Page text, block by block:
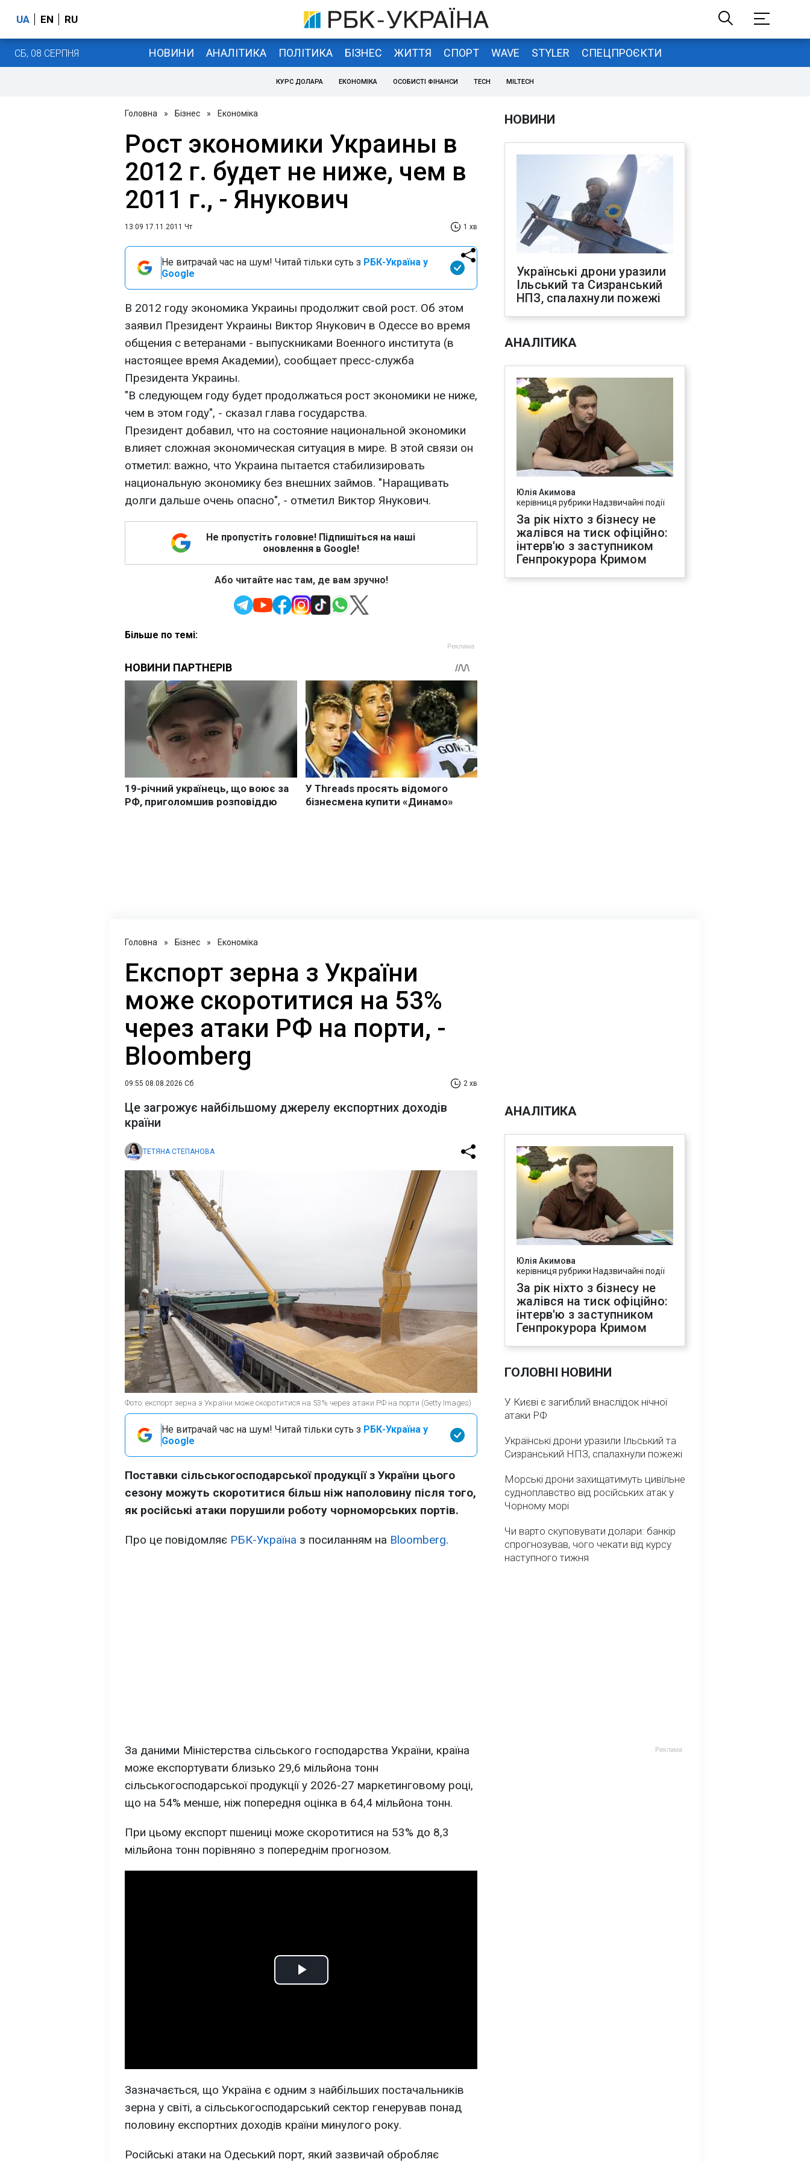
UA EN RU
СБ, 08 СЕРПНЯ НОВИНИ АНАЛІТИКА ПОЛІТИКА БІЗНЕС ЖИТТЯ СПОРТ WAVE STYLER СПЕЦПРОЄКТИ
КУРС ДОЛАРА ЕКОНОМІКА ОСОБИСТІ ФІНАНСИ TECH MILTECH
Головна » Бізнес » Економіка
Рост экономики Украины в
2012 г. будет не ниже, чем в
2011 г., - Янукович
13:09 17.11.2011 Чт 1 хв
Не витрачай час на шум! Читай тільки суть з РБК-Україна у
Google
В 2012 году экономика Украины продолжит свой рост. Об этом
заявил Президент Украины Виктор Янукович в Одессе во время
общения с ветеранами - выпускниками Военного института (в
настоящее время Академии), сообщает пресс-служба
Президента Украины.
"В следующем году будет продолжаться рост экономики не ниже,
чем в этом году", - сказал глава государства.
Президент добавил, что на состояние национальной экономики
влияет сложная экономическая ситуация в мире. В этой связи он
отметил: важно, что Украина пытается стабилизировать
национальную экономику без внешних займов. "Наращивать
долги дальше очень опасно", - отметил Виктор Янукович.
Не пропустіть головне! Підпишіться на наші
оновлення в Google!
Або читайте нас там, де вам зручно!
Більше по темі:
НОВИНИ
Українські дрони уразили
Ільський та Сизранський
НПЗ, спалахнули пожежі
АНАЛІТИКА
Юлія Акимова
керівниця рубрики Надзвичайні події
За рік ніхто з бізнесу не
жалівся на тиск офіційно:
інтерв'ю з заступником
Генпрокурора Кримом
Головна » Бізнес » Економіка
Експорт зерна з України
може скоротитися на 53%
через атаки РФ на порти, -
Bloomberg
09:55 08.08.2026 Сб 2 хв
Це загрожує найбільшому джерелу експортних доходів
країни
ТЕТЯНА СТЕПАНОВА
Фото: експорт зерна з України може скоротитися на 53% через атаки РФ на порти (Getty Images)
Не витрачай час на шум! Читай тільки суть з РБК-Україна у
Google
Поставки сільськогосподарської продукції з України цього
сезону можуть скоротитися більш ніж наполовину після того,
як російські атаки порушили роботу чорноморських портів.
Про це повідомляє РБК-Україна з посиланням на Bloomberg.
За даними Міністерства сільського господарства України, країна
може експортувати близько 29,6 мільйона тонн
сільськогосподарської продукції у 2026-27 маркетинговому році,
що на 54% менше, ніж попередня оцінка в 64,4 мільйона тонн.
При цьому експорт пшениці може скоротитися на 53% до 8,3
мільйона тонн порівняно з попереднім прогнозом.
Play
Зазначається, що Україна є одним з найбільших постачальників
зерна у світі, а сільськогосподарський сектор генерував понад
половину експортних доходів країни минулого року.
Російські атаки на Одеський порт, який зазвичай обробляє
АНАЛІТИКА
Юлія Акимова
керівниця рубрики Надзвичайні події
За рік ніхто з бізнесу не
жалівся на тиск офіційно:
інтерв'ю з заступником
Генпрокурора Кримом
ГОЛОВНІ НОВИНИ
У Києві є загиблий внаслідок нічної
атаки РФ
Українські дрони уразили Ільський та
Сизранський НПЗ, спалахнули пожежі
Морські дрони захищатимуть цивільне
судноплавство від російських атак у
Чорному морі
Чи варто скуповувати долари: банкір
спрогнозував, чого чекати від курсу
наступного тижня